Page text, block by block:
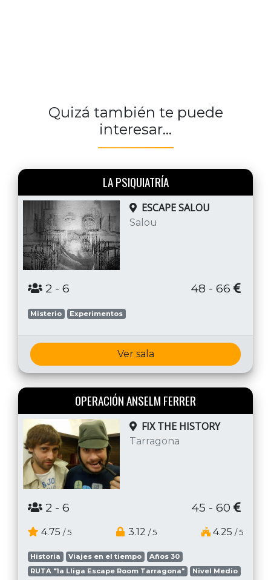
Quizá también te puede
interesar...
LA PSIQUIATRÍA
ESCAPE SALOU
Salou
2 - 6 48 - 66
Misterio Experimentos
Ver sala
OPERACIÓN ANSELM FERRER
FIX THE HISTORY
Tarragona
2 - 6 45 - 60
4.75 / 5 3.12 / 5 4.25 / 5
Historia Viajes en el tiempo
Años 30
RUTA "1a Lliga Escape Room Tarragona"
Nivel Medio